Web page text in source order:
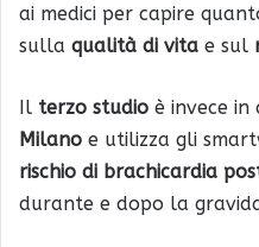
ai medici per capire
sulla qualità di vita e sul
Il terzo studio è invece in
Milano e utilizza gli
rischio di brachicardia
durante e dopo la